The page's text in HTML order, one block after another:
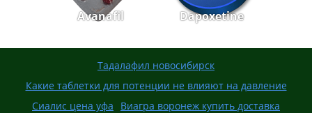
Avanafil Dapoxetine
Тадалафил новосибирск
Какие таблетки для потенции не влияют на давление
Сиалис цена уфа
Виагра воронеж купить доставка